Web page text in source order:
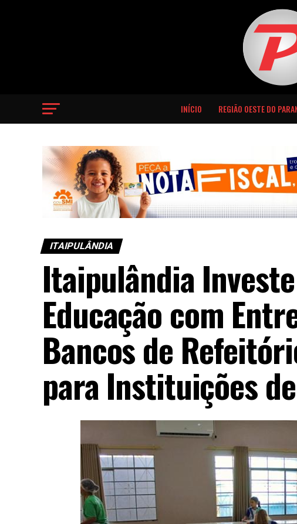
INÍCIO REGIÃO OESTE DO
ITAIPULÂNDIA
Itaipulândia
Educação com
Bancos de
para Instituições